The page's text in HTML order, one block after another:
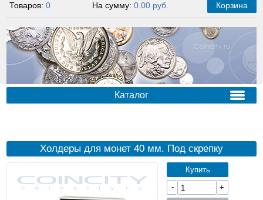
Товаров:0 На сумму: 0.00 руб. Корзина
Каталог
Холдеры для монет 40 мм. Под скрепку
Купить
-
+